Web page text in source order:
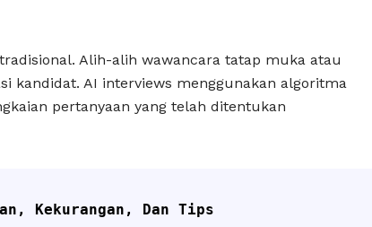
Alih-alih wawancara tatap muka atau
kandidat. AI interviews menggunakan algoritma
pertanyaan yang telah ditentukan
Kekurangan, Dan Tips